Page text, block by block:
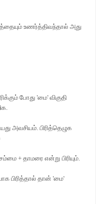
உணர்த்திவந்தால் அது
போது 'மை' விகுதி
அவசியம். பிரித்தெழுக
+ தாமரை என்று பிரியும்.
பிரித்தால் தான் 'மை'